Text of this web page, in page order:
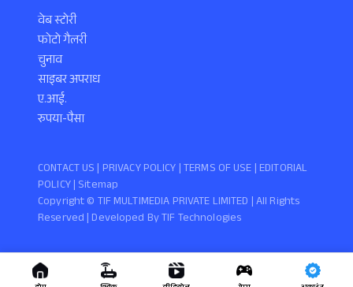
वेब स्टोरी
फोटो गैलरी
चुनाव
साइबर अपराध
ए.आई.
रुपया-पैसा
Copyright ©️ TIF MULTIMEDIA PRIVATE LIMITED | All Rights
Reserved | Developed ByTIF Technologies
CONTACT US | PRIVACY POLICY |TERMS OF USE | EDITORIAL
POLICY| Sitemap